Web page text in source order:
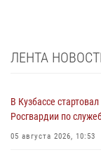
ЛЕНТА
В Кузбассе
Росгвардии по
05 августа 2026, 10:53